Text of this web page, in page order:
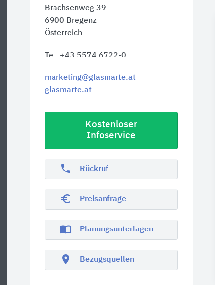
Brachsenweg 39
6900 Bregenz
Österreich
Tel. +43 5574 6722-0
marketing@glasmarte.at
glasmarte.at
Kostenloser
Infoservice
phone Rückruf
euro_symbol Preisanfrage
import_contacts Planungsunterlagen
location_on Bezugsquellen